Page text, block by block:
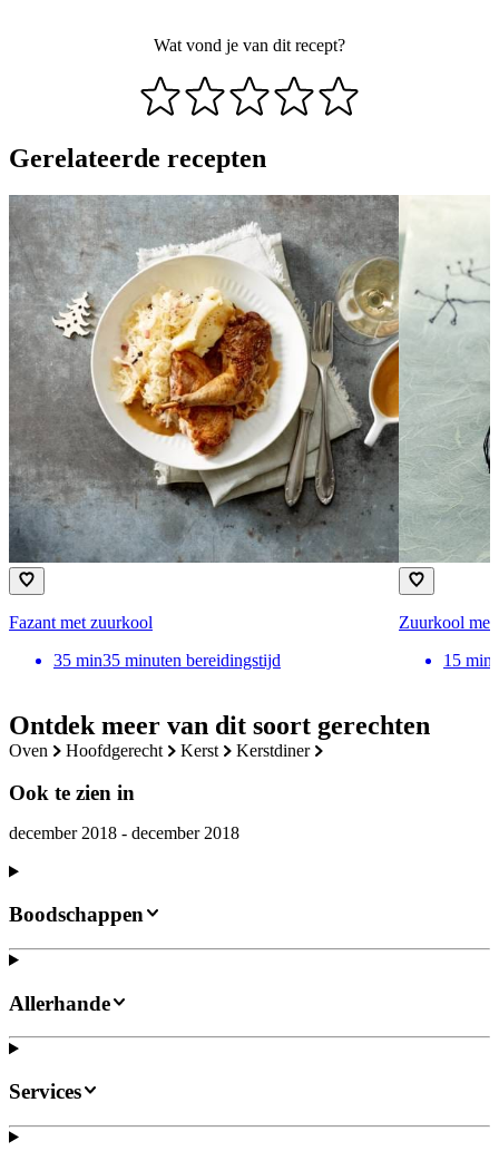
Ontdek meer van dit soort gerechten
oven hoofdgerecht kerst kerstdiner
Ook te zien in
december 2018 - december 2018
Wat vond je van dit recept?
Gerelateerde recepten
Fazant met zuurkool
35 min35 minuten bereidingstijd
Zuurkool met
15 min
Boodschappen
Allerhande
Services